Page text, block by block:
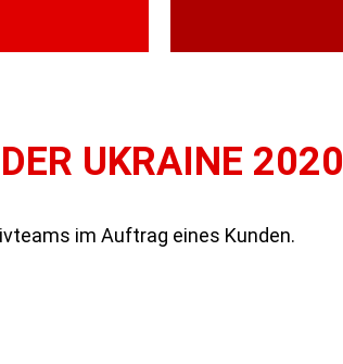
SOLSERVER ORACLE
UKRAINE 2020
im Auftrag eines Kunden.